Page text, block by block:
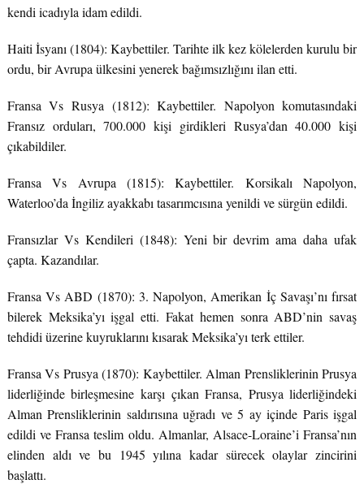
kendi icadıyla idam edildi.
Haiti İsyanı (1804): Kaybettiler. Tarihte ilk kez kölelerden kurulu bir
ordu, bir Avrupa ülkesini yenerek bağımsızlığını ilan etti.
Fransa Vs Rusya (1812): Kaybettiler. Napolyon komutasındaki
Fransız orduları, 700.000 kişi girdikleri Rusya’dan 40.000 kişi
çıkabildiler.
Fransa Vs Avrupa (1815): Kaybettiler. Korsikalı Napolyon,
Waterloo’da İngiliz ayakkabı tasarımcısına yenildi ve sürgün edildi.
Fransızlar Vs Kendileri (1848): Yeni bir devrim ama daha ufak
çapta. Kazandılar.
Fransa Vs ABD (1870): 3. Napolyon, Amerikan İç Savaşı’nı fırsat
bilerek Meksika’yı işgal etti. Fakat hemen sonra ABD’nin savaş
tehdidi üzerine kuyruklarını kısarak Meksika’yı terk ettiler.
Fransa Vs Prusya (1870): Kaybettiler. Alman Prensliklerinin Prusya
liderliğinde birleşmesine karşı çıkan Fransa, Prusya liderliğindeki
Alman Prensliklerinin saldırısına uğradı ve 5 ay içinde Paris işgal
edildi ve Fransa teslim oldu. Almanlar, Alsace-Loraine’i Fransa’nın
elinden aldı ve bu 1945 yılına kadar sürecek olaylar zincirini
başlattı.